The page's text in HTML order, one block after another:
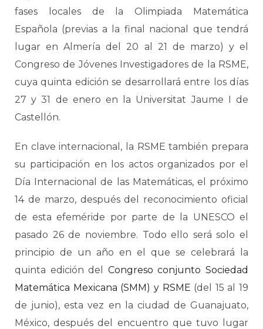
fases locales de la Olimpiada Matemática
Española (previas a la final nacional que tendrá
lugar en Almería del 20 al 21 de marzo) y el
Congreso de Jóvenes Investigadores de la RSME,
cuya quinta edición se desarrollará entre los días
27 y 31 de enero en la Universitat Jaume I de
Castellón.
En clave internacional, la RSME también prepara
su participación en los actos organizados por el
Día Internacional de las Matemáticas, el próximo
14 de marzo, después del reconocimiento oficial
de esta efeméride por parte de la UNESCO el
pasado 26 de noviembre. Todo ello será solo el
principio de un año en el que se celebrará la
quinta edición del Congreso conjunto Sociedad
Matemática Mexicana (SMM) y RSME (del 15 al 19
de junio), esta vez en la ciudad de Guanajuato,
México, después del encuentro que tuvo lugar